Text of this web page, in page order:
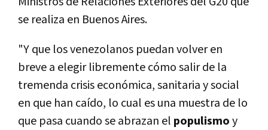
se realiza en Buenos Aires.
"Y que los venezolanos puedan volver en
breve a elegir libremente cómo salir de la
tremenda crisis económica, sanitaria y social
en que han caí­do, lo cual es una muestra de lo
que pasa cuando se abrazan el populismoy